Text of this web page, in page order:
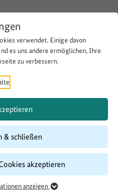
verwendet. Einige davon
es uns andere ermöglichen, Ihre
zu verbessern.
& schließen
akzeptieren
anzeigen